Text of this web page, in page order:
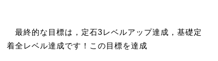
最終的な目標は，定石3レベルアップ達成，基礎定
着全レベル達成です！この目標を達成